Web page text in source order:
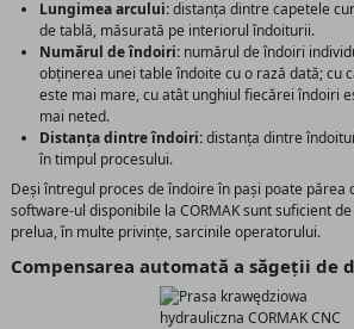
Lungimea arcului:distanța dintre capetele
de tablă, măsurată pe interiorul îndoiturii.
Numărul de îndoiri: numărul de îndoiri
obținerea unei table îndoite cu o rază dată; cu
este mai mare, cu atât unghiul fiecărei îndoiri
mai neted.
Distanța dintre îndoiri:distanța dintre
în timpul procesului.
Deși întregul proces de îndoire în pași poate părea
software-ul disponibile la CORMAK sunt suficient
prelua, în multe privințe, sarcinile operatorului.
Compensarea automată a săgeții de